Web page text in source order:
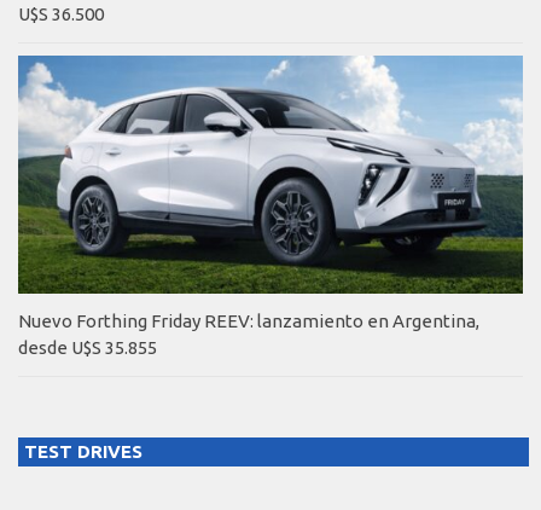
U$S 36.500
Nuevo Forthing Friday REEV: lanzamiento en Argentina,
desde U$S 35.855
TEST DRIVES